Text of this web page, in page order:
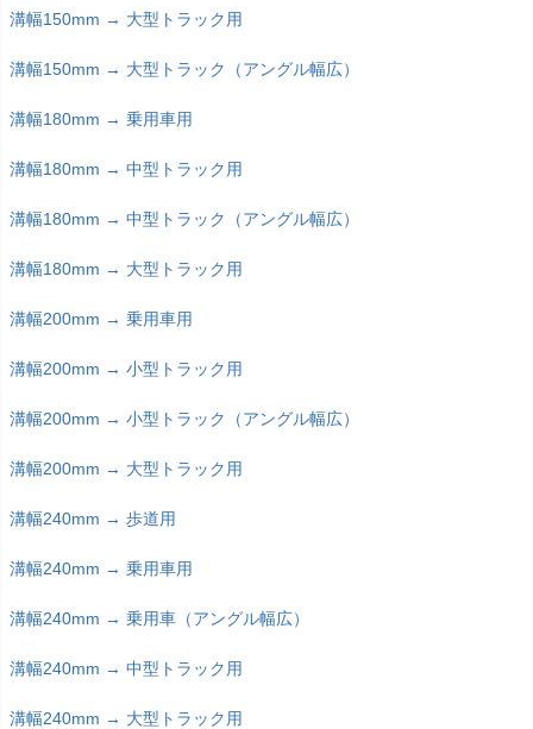
溝幅150mm → 大型トラック用
溝幅150mm → 大型トラック（アングル幅広）
溝幅180mm → 乗用車用
溝幅180mm → 中型トラック用
溝幅180mm → 中型トラック（アングル幅広）
溝幅180mm → 大型トラック用
溝幅200mm → 乗用車用
溝幅200mm → 小型トラック用
溝幅200mm → 小型トラック（アングル幅広）
溝幅200mm → 大型トラック用
溝幅240mm → 歩道用
溝幅240mm → 乗用車用
溝幅240mm → 乗用車（アングル幅広）
溝幅240mm → 中型トラック用
溝幅240mm → 大型トラック用